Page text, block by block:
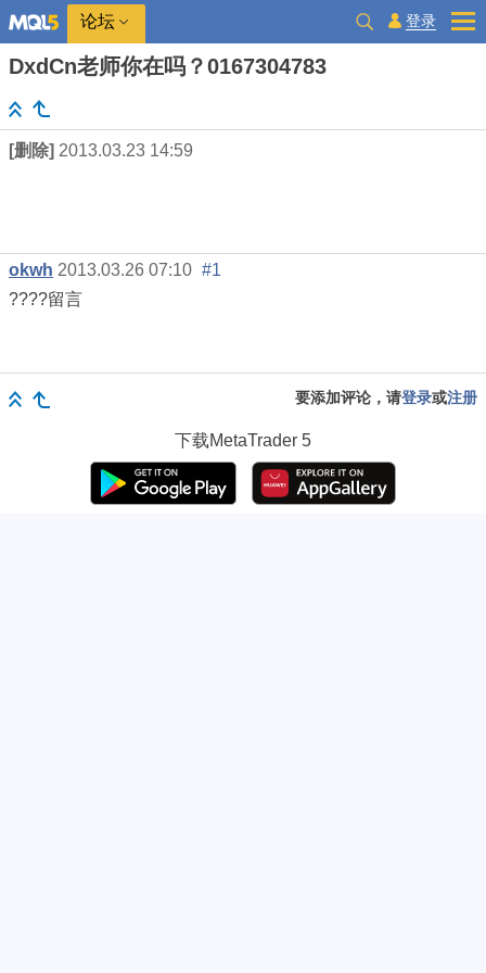
论坛 登录
DxdCn老师你在吗？0167304783
[删除] 2013.03.23 14:59
okwh 2013.03.26 07:10 #1
????留言
要添加评论，请登录或注册
下载MetaTrader 5